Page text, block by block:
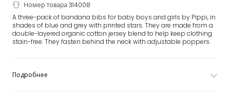
Номер товара 314008
A three-pack of bandana bibs for baby boys and girls by Pippi, in
shades of blue and grey with printed stars. They are made from a
double-layered organic cotton jersey blend to help keep clothing
stain-free. They fasten behind the neck with adjustable poppers.
Подробнее